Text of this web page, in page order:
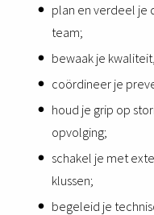
plan en verdeel je
team;
bewaak je
coördineer je
houd je grip op
opvolging;
schakel je met
klussen;
begeleid je